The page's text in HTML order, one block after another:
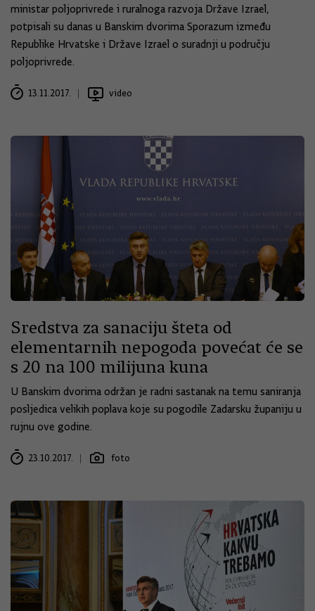
ministar poljoprivrede i ruralnoga razvoja Države Izrael,
potpisali su danas u Banskim dvorima Sporazum između
Republike Hrvatske i Države Izrael o suradnji u području
poljoprivrede.
13.11.2017. video
Sredstva za sanaciju šteta od
elementarnih nepogoda povećat će se
s 20 na 100 milijuna kuna
U Banskim dvorima održan je radni sastanak na temu saniranja
posljedica velikih poplava koje su pogodile Zadarsku županiju u
rujnu ove godine.
23.10.2017. foto